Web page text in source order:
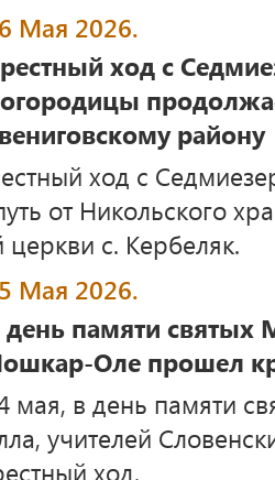
Мая 2026.
ход с
району
ход с
от Никольского
с. Кербеляк.
Мая 2026.
день памяти
Оле прошел
мая, в день памяти
учителей
ход.